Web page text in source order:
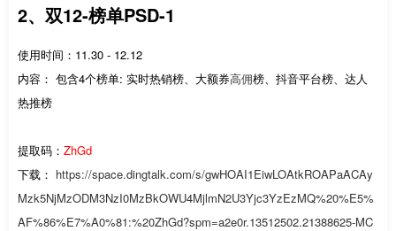
2、双12-榜单PSD-1
使用时间：11.30 - 12.12
内容： 包含4个榜单: 实时热销榜、大额券高佣榜、抖音平台榜、达人
热推榜
提取码： ZhGd
下载： https://space.dingtalk.com/s/gwHOAI1EiwLOAtkROAPaACAy
Mzk5NjMzODM3NzI0MzBkOWU4MjlmN2U3Yjc3YzEzMQ%20%E5%
AF%86%E7%A0%81:%20ZhGd?spm=a2e0r.13512502.21388625-MC